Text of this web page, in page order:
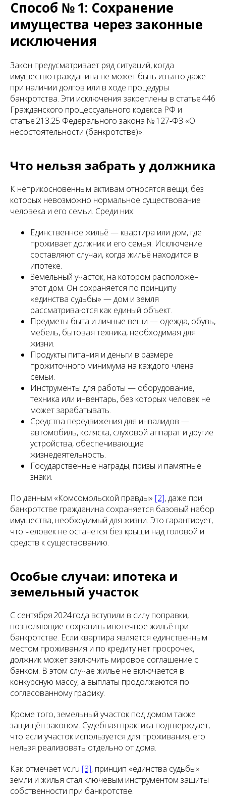
Способ № 1: Сохранение
имущества через законные
исключения
Закон предусматривает ряд ситуаций, когда
имущество гражданина не может быть изъято даже
при наличии долгов или в ходе процедуры
банкротства. Эти исключения закреплены в статье 446
Гражданского процессуального кодекса РФ и
статье 213.25 Федерального закона № 127‑ФЗ «О
несостоятельности (банкротстве)».
Что нельзя забрать у должника
К неприкосновенным активам относятся вещи, без
которых невозможно нормальное существование
человека и его семьи. Среди них:
Единственное жильё — квартира или дом, где
проживает должник и его семья. Исключение
составляют случаи, когда жильё находится в
ипотеке.
Земельный участок, на котором расположен
этот дом. Он сохраняется по принципу
«единства судьбы» — дом и земля
рассматриваются как единый объект.
Предметы быта и личные вещи — одежда, обувь,
мебель, бытовая техника, необходимая для
жизни.
Продукты питания и деньги в размере
прожиточного минимума на каждого члена
семьи.
Инструменты для работы — оборудование,
техника или инвентарь, без которых человек не
может зарабатывать.
Средства передвижения для инвалидов —
автомобиль, коляска, слуховой аппарат и другие
устройства, обеспечивающие
жизнедеятельность.
Государственные награды, призы и памятные
знаки.
По данным «Комсомольской правды» [2], даже при
банкротстве гражданина сохраняется базовый набор
имущества, необходимый для жизни. Это гарантирует,
что человек не останется без крыши над головой и
средств к существованию.
Особые случаи: ипотека и
земельный участок
С сентября 2024 года вступили в силу поправки,
позволяющие сохранить ипотечное жильё при
банкротстве. Если квартира является единственным
местом проживания и по кредиту нет просрочек,
должник может заключить мировое соглашение с
банком. В этом случае жильё не включается в
конкурсную массу, а выплаты продолжаются по
согласованному графику.
Кроме того, земельный участок под домом также
защищён законом. Судебная практика подтверждает,
что если участок используется для проживания, его
нельзя реализовать отдельно от дома.
Как отмечает vc.ru [3], принцип «единства судьбы»
земли и жилья стал ключевым инструментом защиты
собственности при банкротстве.